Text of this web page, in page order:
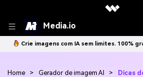
Media.io
Crie imagens com IA sem limites. 100%
Home > Gerador de imagem AI > Dicas